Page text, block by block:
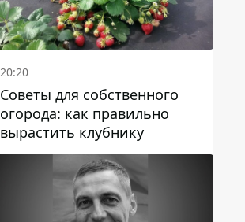
20:20
Советы для собственного
огорода: как правильно
вырастить клубнику